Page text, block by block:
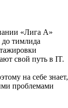
«Лига А»
до тимлида
свой путь в IT.
на себе знает,
проблемами